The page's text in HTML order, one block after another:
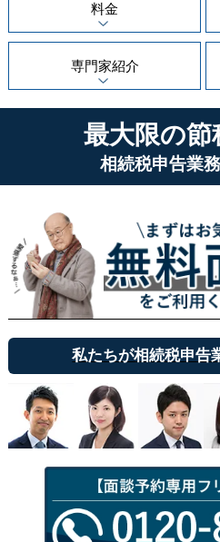
料金
専門家紹介
最大限の節
相続税申告業
私たちが相続税申告